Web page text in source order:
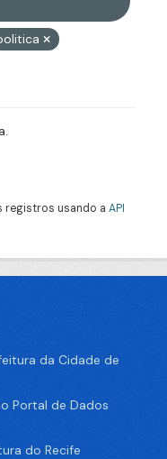
registros usando a API
da Cidade de
Portal de Dados
do Recife